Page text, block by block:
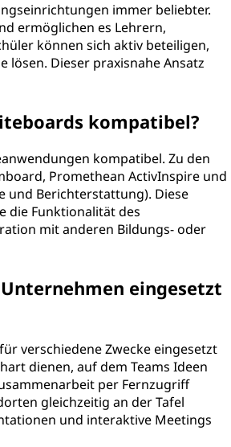
immer beliebter.
ermöglichen es Lehrern,
können sich aktiv beteiligen,
lösen. Dieser praxisnahe Ansatz
kompatibel?
kompatibel. Zu den
Promethean ActivInspire und
und Berichterstattung). Diese
die Funktionalität des
mit anderen Bildungs- oder
eingesetzt
verschiedene Zwecke eingesetzt
dienen, auf dem Teams Ideen
per Fernzugriff
gleichzeitig an der Tafel
und interaktive Meetings